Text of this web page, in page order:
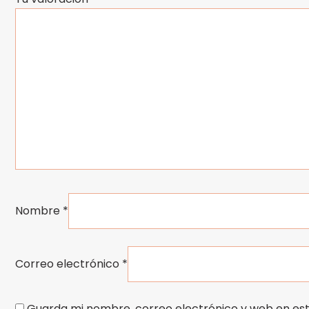
Nombre *
Correo electrónico *